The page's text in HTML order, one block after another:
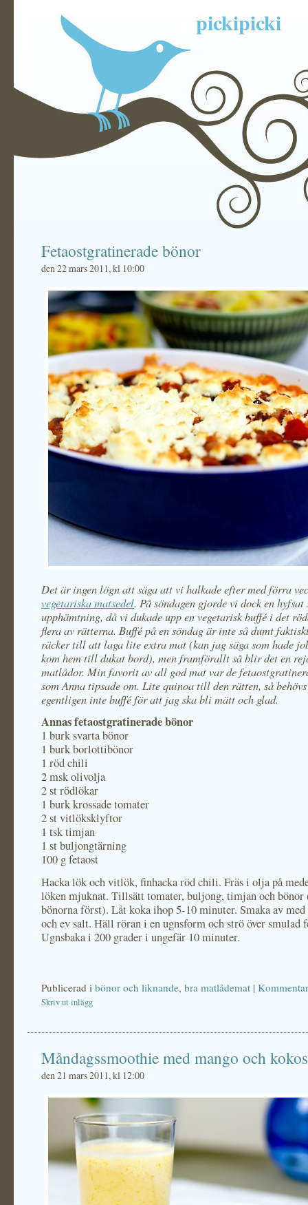
pickipicki
Fetaostgratinerade bönor
den 22 mars 2011, kl 10:00
Det är ingen lögn att säga att vi halkade efter med förra
vegetariska matsedel. På söndagen gjorde vi dock en hyfsat
upphämtning, då vi dukade upp en vegetarisk buffé i det
flera av rätterna. Buffé på en söndag är inte så dumt
räcker till att laga lite extra mat (kan jag säga som hade
kom hem till dukat bord), men framförallt så blir det en
matlådor. Min favorit av all god mat var de
som Anna tipsade om. Lite quinoa till den rätten, så
egentligen inte buffé för att jag ska bli mätt och glad.
Annas fetaostgratinerade bönor
1 burk svarta bönor
1 burk borlottibönor
1 röd chili
2 msk olivolja
2 st rödlökar
1 burk krossade tomater
2 st vitlöksklyftor
1 tsk timjan
1 st buljongtärning
100 g fetaost
Hacka lök och vitlök, finhacka röd chili. Fräs i olja på
löken mjuknat. Tillsätt tomater, buljong, timjan och
bönorna först). Låt koka ihop 5-10 minuter. Smaka av med
och ev salt. Häll röran i en ugnsform och strö över smulad
Ugnsbaka i 200 grader i ungefär 10 minuter.
Publicerad i bönor och liknande, bra matlådemat |
Skriv ut inlägg
Måndagssmoothie med mango och kokos
den 21 mars 2011, kl 12:00